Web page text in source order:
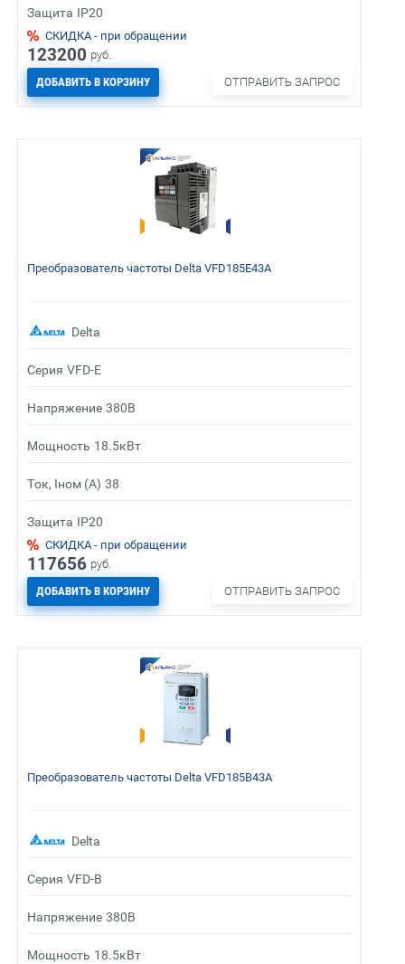
Защита IP20
СКИДКА - при обращении
123200 руб.
ДОБАВИТЬ В КОРЗИНУ ОТПРАВИТЬ ЗАПРОС
Преобразователь частоты Delta VFD185E43A
Delta
Серия VFD-E
Напряжение 380В
Мощность 18.5кВт
Ток, Iном (А) 38
Защита IP20
СКИДКА - при обращении
117656 руб.
ДОБАВИТЬ В КОРЗИНУ ОТПРАВИТЬ ЗАПРОС
Преобразователь частоты Delta VFD185B43A
Delta
Серия VFD-B
Напряжение 380В
Мощность 18.5кВт